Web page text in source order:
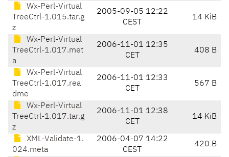
Wx-Perl-Virtual
TreeCtrl-1.015.tar.g
z
2005-09-05 12:22
CEST
14 KiB
Wx-Perl-Virtual
TreeCtrl-1.017.met
a
2006-11-01 12:35
CET
408 B
Wx-Perl-Virtual
TreeCtrl-1.017.rea
dme
2006-11-01 12:33
CET
567 B
Wx-Perl-Virtual
TreeCtrl-1.017.tar.g
z
2006-11-01 12:38
CET
14 KiB
XML-Validate-1.
024.meta
2006-04-07 14:22
CEST
420 B